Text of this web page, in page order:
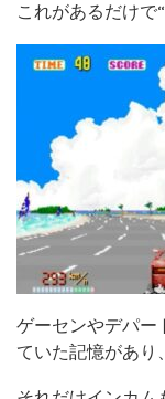
これがあるだけで
ゲーセンやデパー
ていた記憶があり、